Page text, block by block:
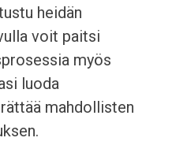
heidän
voit paitsi
myös
luoda
mahdollisten